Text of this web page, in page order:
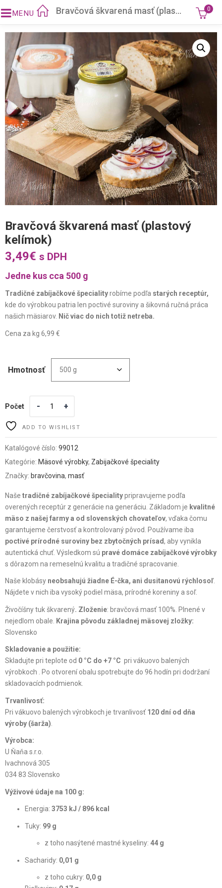
Bravčová škvarená masť (plastový kelímok) 0
Bravčová škvarená masť (plastový
kelímok)
3,49€ s DPH
Jedne kus cca 500 g
Tradičné zabíjačkové špecialityrobíme podľa starých receptúr,
kde do výrobkou patria len poctivé suroviny a šikovná ručná práca
našich mäsiarov. Nič viac do nich totiž netreba.
Cena za kg 6,99 €
Hmotnosť
Počet
ADD TO WISHLIST
Katalógové číslo: 99012
Kategórie: Mäsové výrobky, Zabijačkové špeciality
Značky: bravčovina, masť
Naše tradičné zabíjačkové špecialitypripravujeme podľa
overených receptúr z generácie na generáciu. Základom je kvalitné
mäso z našej farmy a od slovenských chovateľov, vďaka čomu
garantujeme čerstvosť a kontrolovaný pôvod. Používame iba
poctivé prírodné suroviny bez zbytočných prísad, aby vynikla
autentická chuť. Výsledkom sú pravé domáce zabíjačkové výrobky
s dôrazom na remeselnú kvalitu a tradičné spracovanie.
Naše klobásy neobsahujú žiadne É-čka, ani dusitanovú rýchlosoľ.
Nájdete v nich iba vysoký podiel mäsa, prírodné koreniny a soľ.
Živočíšny tuk škvarený. Zloženie: bravčová masť 100%. Plnené v
nejedlom obale.
Krajina pôvodu základnej mäsovej zložky:
Slovensko
Skladovanie a použitie:
Skladujte pri teplote od 0 °C do +7 °C pri vákuovo balených
výrobkoch . Po otvorení obalu spotrebujte do 96 hodín pri dodržaní
skladovacích podmienok.
Trvanlivosť:
Pri vákuovo balených výrobkoch je trvanlivosť 120 dní od dňa
výroby (šarža)
Výrobca:
U Ňaňa s.r.o.
Ivachnová 305
034 83 Slovensko
Výživové údaje na 100 g:
Energia: 3753 kJ / 896 kcal
Tuky: 99 g
z toho nasýtené mastné kyseliny: 44 g
Sacharidy: 0,01 g
z toho cukry: 0,0 g